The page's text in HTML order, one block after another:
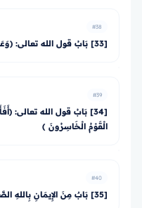
#38
[33] بَابُ قول الله تعالى: ﴿وَعَلَى اللَّهِ فَتَوَكَّلُوا إِنْ كُنْتُمْ مُؤْمِنِين﴾
#39
[34] بَابُ قول الله تعالى:
الْقَوْمُ الْخَاسِرُونَ ﴾
#40
[35] بَابٌ مِنَ الإِيمَانِ بِاللهِ الصَّبْرُ عَلَى أَقْدَارِ اللهِ